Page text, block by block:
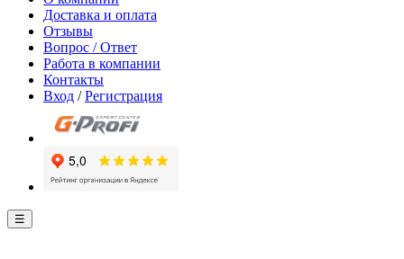
Доставка и оплата
Отзывы
Вопрос / Ответ
Работа в компании
Контакты
Вход /Регистрация
☰